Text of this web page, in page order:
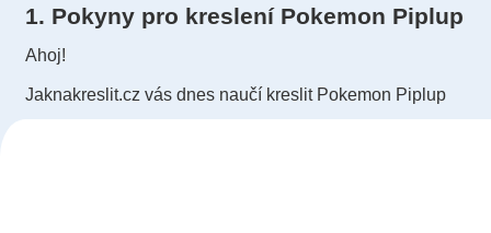
1. Pokyny pro kreslení Pokemon Piplup
Ahoj!
Jaknakreslit.cz vás dnes naučí kreslit Pokemon Piplup